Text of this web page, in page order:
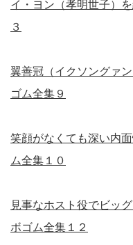
イ・ヨン（孝明世子）
３
翼善冠（イクソングァ
ゴム全集９
笑顔がなくても深い内
ム全集１０
見事なホスト役でビッ
ボゴム全集１２